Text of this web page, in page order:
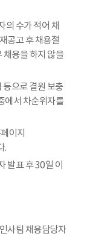
의 수가 적어 채
공고 후 채용절
채용을 하지 않을
으로 결원 보충
에서 차순위자를
이지
.
발표 후 30일 이
사팀 채용담당자